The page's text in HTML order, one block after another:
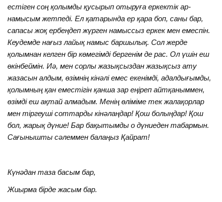
естіген соң қолымды қусырып отыруға еркектік ар-
намысым жетпеді. Ел қатарында ер қара боп, саны бар,
сапасы жоқ ербеңдеп жүрген намыссыз еркек мен емеспін.
Кеудемде нағыз лайық намыс баршылық. Сол жерде
қолымнан келген бір көмегімді бергенім де рас. Ол үшін еш
өкінбеймін. Иә, мен сорлы жазықсыздан жазықсыз ату
жазасын алдым, өзімнің кінәлі емес екенімді, адалдығымды,
қолымның қан еместігін қанша зар еңіреп айтқаныммен,
өзімді еш ақтай алмадым. Менің өліміме тек жалақорлар
мен тіргеуші соттарды кінәлаңдар! Қош болыңдар! Қош
бол, жарық дүние! Бар бақытымды о дүниеден табармын.
Сағынышты сәлеммен балаңыз Қайрат!
Күнәдан таза басым бар,
Жиырма бірде жасым бар.